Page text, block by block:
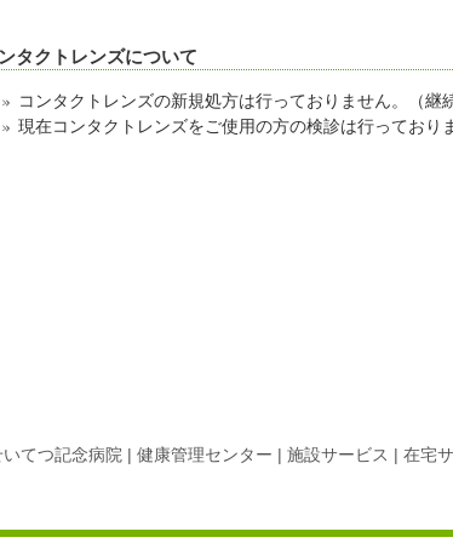
タクトレンズについて
コンタクトレンズの新規処方は行っておりません。（継
現在コンタクトレンズをご使用の方の検診は行っており
いてつ記念病院 | 健康管理センター | 施設サービス | 在宅